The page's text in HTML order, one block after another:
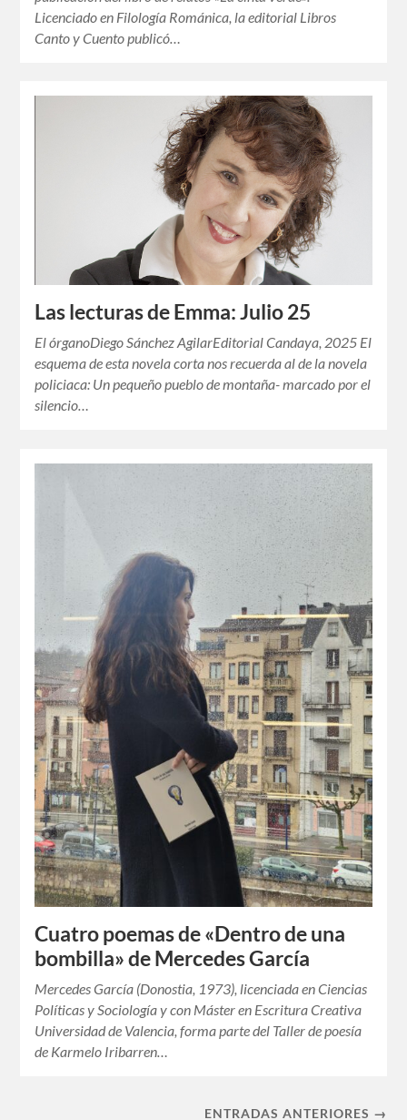
Licenciado en Filología Románica, la editorial Libros
Canto y Cuento publicó…
Las lecturas de Emma: Julio 25
El órganoDiego Sánchez AgilarEditorial Candaya, 2025 El
esquema de esta novela corta nos recuerda al de la novela
policiaca: Un pequeño pueblo de montaña- marcado por el
silencio…
Cuatro poemas de «Dentro de una
bombilla» de Mercedes García
Mercedes García (Donostia, 1973), licenciada en Ciencias
Políticas y Sociología y con Máster en Escritura Creativa
Universidad de Valencia, forma parte del Taller de poesía
de Karmelo Iribarren…
ENTRADAS ANTERIORES →